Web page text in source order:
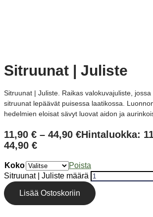
Sitruunat | Juliste
Sitruunat | Juliste. Raikas valokuvajuliste,
sitruunat lepäävät puisessa laatikossa.
hedelmien eloisat sävyt luovat aidon ja
11,90 € – 44,90 €Hintaluokka:
44,90 €
Koko
Poista
Sitruunat | Juliste määrä
Lisää Ostoskoriin